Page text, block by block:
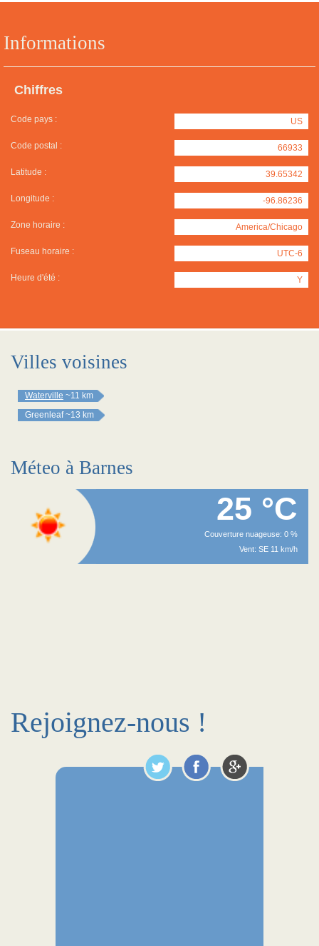
Informations
Chiffres
Code pays : US
Code postal : 66933
Latitude : 39.65342
Longitude : -96.86236
Zone horaire : America/Chicago
Fuseau horaire : UTC-6
Heure d'été : Y
Villes voisines
Waterville ~11 km
Greenleaf ~13 km
Méteo à Barnes
25 °C
Couverture nuageuse: 0 %
Vent: SE 11 km/h
Rejoignez-nous !